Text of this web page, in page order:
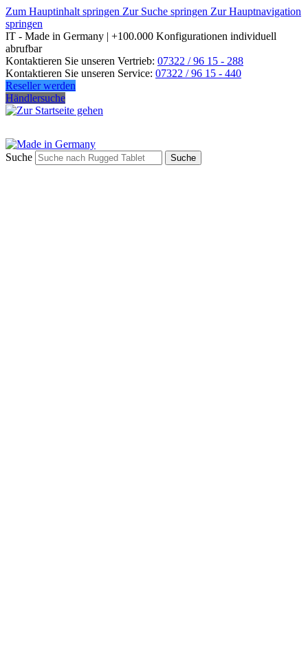
Zum Hauptinhalt springen Zur Suche springen Zur Hauptnavigation
springen
IT - Made in Germany | +100.000 Konfigurationen individuell
abrufbar
Kontaktieren Sie unseren Vertrieb: 07322 / 96 15 - 288
Kontaktieren Sie unseren Service: 07322 / 96 15 - 440
Reseller werden
Händlersuche
Suche Suche